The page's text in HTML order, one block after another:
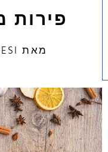
פירות
מאת